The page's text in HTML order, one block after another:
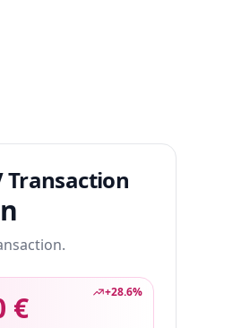
Transaction
+28.6%
€